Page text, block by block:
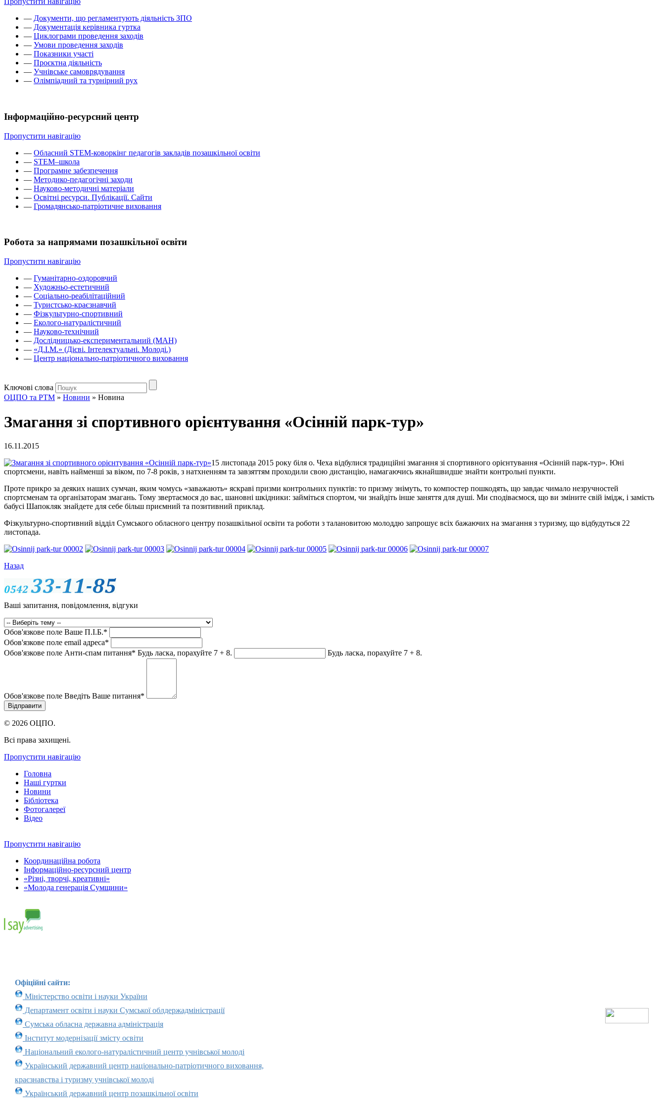
— Документи, що регламентують діяльність ЗПО
— Документація керівника гуртка
— Циклограми проведення заходів
— Умови проведення заходів
— Показники участі
— Проєктна діяльність
— Учнівське самоврядування
— Олімпіадний та турнірний рух
Інформаційно-ресурсний центр
Пропустити навігацію
— Обласний STEM-коворкінг педагогів закладів позашкільної освіти
— STEM–школа
— Програмне забезпечення
— Методико-педагогічні заходи
— Науково-методичні матеріали
— Освітні ресурси. Публікації. Сайти
— Громадянсько-патріотичне виховання
Робота за напрямами позашкільної освіти
Пропустити навігацію
— Гуманітарно-оздоровчий
— Художньо-естетичний
— Соціально-реабілітаційний
— Туристсько-краєзнавчий
— Фізкультурно-спортивний
— Еколого-натуралістичний
— Науково-технічний
— Дослідницько-експериментальний (МАН)
— «Д.І.М.» (Дієві. Інтелектуальні. Молоді.)
— Центр національно-патріотичного виховання
Ключові слова
ОЦПО та РТМ » Новини » Новина
Змагання зі спортивного орієнтування «Осінній парк-тур»
16.11.2015
15 листопада 2015 року біля о. Чеха відбулися традиційні змагання зі спортивного орієнтування «Осінній парк-тур». Юні
спортсмени, навіть найменші за віком, по 7-8 років, з натхненням та завзяттям проходили свою дистанцію, намагаючись якнайшвидше знайти контрольні пункти.
Проте прикро за деяких наших сумчан, яким чомусь «заважають» яскраві призми контрольних пунктів: то призму знімуть, то компостер пошкодять, що завдає чимало незручностей
спортсменам та організаторам змагань. Тому звертаємося до вас, шановні шкідники: займіться спортом, чи знайдіть інше заняття для душі. Ми сподіваємося, що ви зміните свій імідж, і замість
бабусі Шапокляк знайдете для себе більш приємний та позитивний приклад.
Фізкультурно-спортивний відділ Сумського обласного центру позашкільної освіти та роботи з талановитою молоддю запрошує всіх бажаючих на змагання з туризму, що відбудуться 22
листопада.
Назад
Ваші запитання, повідомлення, відгуки
Обов'язкове поле Ваше П.I.Б.*
Обов'язкове поле email адреса*
Обов'язкове поле Анти-спам питання* Будь ласка, порахуйте 7 + 8. Будь ласка, порахуйте 7 + 8.
Обов'язкове поле Введіть Ваше питання*
© 2026 ОЦПО.
Всі права захищені.
Пропустити навігацію
Головна
Наші гуртки
Новини
Бібліотека
Фотогалереї
Відео
Пропустити навігацію
Координаційна робота
Інформаційно-ресурсний центр
«Різні, творчі, креативні»
«Молода генерація Сумщини»
Офіційні сайти:
Міністерство освіти і науки України
Департамент освіти і науки Сумської облдержадміністрації
Сумська обласна державна адміністрація
Інститут модернізації змісту освіти
Національний еколого-натуралістичний центр учнівської молоді
Український державний центр національно-патріотичного виховання,
краєзнавства і туризму учнівської молоді
Український державний центр позашкільної освіти